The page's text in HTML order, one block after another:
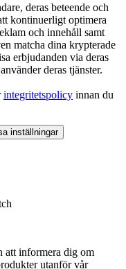
deras beteende och
kontinuerligt optimera
och innehåll samt
matcha dina krypterade
erbjudanden via deras
deras tjänster.
integritetspolicy innan du
inställningar
att informera dig om
utanför vår